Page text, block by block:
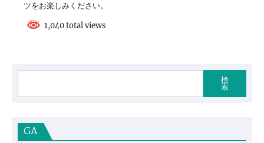
ツをお楽しみください。
1,040 total views
検
索
GA